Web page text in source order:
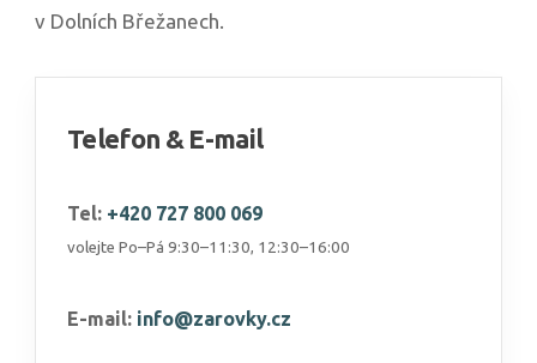
v Dolních Břežanech.
Telefon & E-mail
Tel: +420 727 800 069
volejte Po–Pá 9:30–11:30, 12:30–16:00
E-mail: info@zarovky.cz